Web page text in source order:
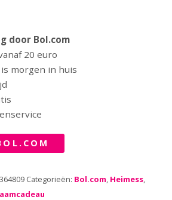
door Bol.com
20 euro
is morgen in huis
Categorieën: Bol.com, Heimess,